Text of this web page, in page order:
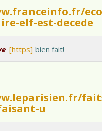
elf-est-decede
[https] bien fait!
u